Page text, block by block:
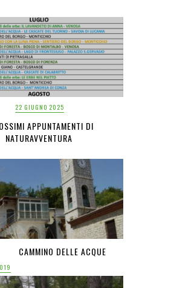
22 GIUGNO 2025
APPUNTAMENTI DI
NATURAVVENTURA
CAMMINO DELLE ACQUE